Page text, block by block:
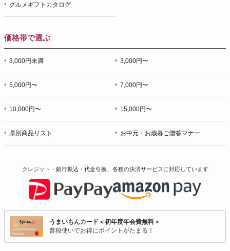
グルメギフトカタログ
価格帯で選ぶ
3,000円未満 3,000円〜
5,000円〜 7,000円〜
10,000円〜 15,000円〜
県別商品リスト お中元・お歳暮ご贈答マナー
クレジット・銀行振込・代金引換、各種の決済サービスに対応しています
うまいもんカード＜初年度年会費無料＞
普段使いでお得にポイントがたまる！